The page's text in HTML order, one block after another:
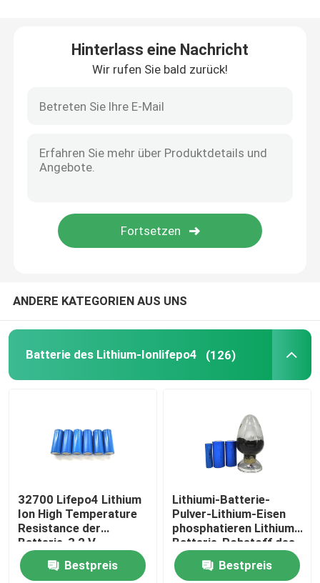
Batterie des Golfmobil-Lifepo4
Batterie RV LiFePo4
kleine lipo Batterie
Batterie-Satz 48V LiFePO4
Weg vom Gitter-hybriden Solarinverter
Hinterlass eine Nachricht
Wir rufen Sie bald zurück!
ANDERE KATEGORIEN AUS UNS
Batterie des Lithium-Ionlifepo4 (126)
32700 Lifepo4 Lithium
Ion High Temperature
Resistance der
Batterie-3,2 V
6000mah
Bestpreis
Lithiumi-Batterie-
Pulver-Lithium-Eisen
phosphatieren Lithium-
Batterie-Rohstoff des
Pulver-LiFePO4
Bestpreis